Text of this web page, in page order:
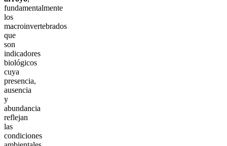
fundamentalmente
los
macroinvertebrados
que
son
indicadores
biológicos
cuya
presencia,
ausencia
y
abundancia
reflejan
las
condiciones